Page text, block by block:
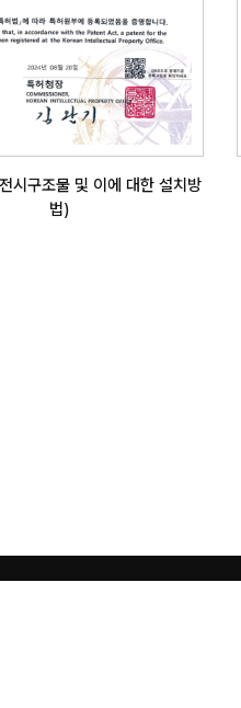
시구조물 및 이에 대한 설치방
법)